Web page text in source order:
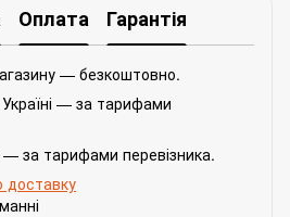
Оплата Гарантія
— безкоштовно.
— за тарифами
— за тарифами перевізника.
доставку